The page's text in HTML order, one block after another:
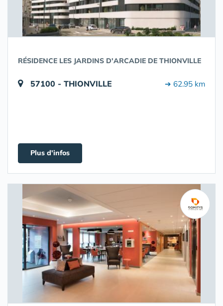
RÉSIDENCE LES JARDINS D'ARCADIE DE THIONVILLE
57100 - THIONVILLE ➔ 62.95 km
Plus d'infos